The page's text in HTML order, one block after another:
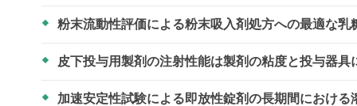
粉末流動性評価による粉末吸入剤処方への最適な
皮下投与用製剤の注射性能は製剤の粘度と投与器
加速安定性試験による即放性錠剤の長期間におけ